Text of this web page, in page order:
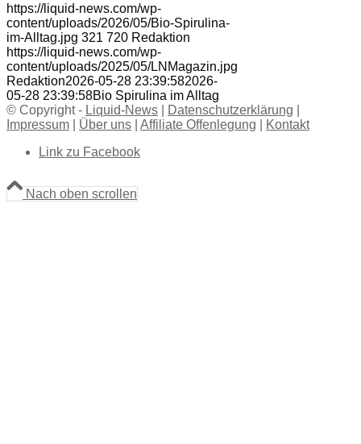
https://liquid-news.com/wp-
content/uploads/2026/05/Bio-Spirulina-
im-Alltag.jpg 321 720 Redaktion
https://liquid-news.com/wp-
content/uploads/2025/05/LNMagazin.jpg
Redaktion2026-05-28 23:39:582026-
05-28 23:39:58Bio Spirulina im Alltag
© Copyright - Liquid-News Datenschutzerklärung
Impressum
Über uns Affiliate Offenlegung
Kontakt
Link zu Facebook
Nach oben scrollen